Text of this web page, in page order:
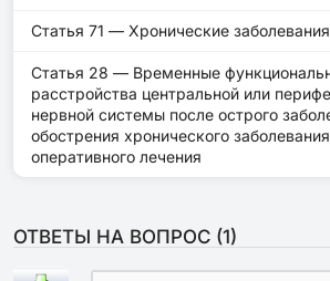
Статья 71 — Хронические
Статья 28 — Временные
расстройства центральной или
нервной системы после острого
обострения хронического
оперативного лечения
ОТВЕТЫ НА ВОПРОС (1)